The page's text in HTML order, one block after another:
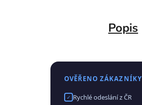
Popis
OVĚŘENO ZÁKAZNÍKY
✓ Rychlé odeslání z ČR